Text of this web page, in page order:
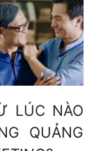
LÚC NÀO
QUẢNG